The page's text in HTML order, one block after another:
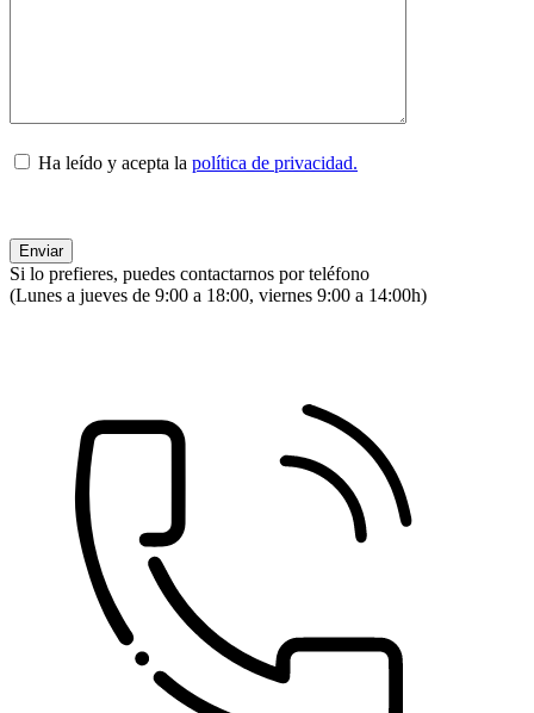
Ha leído y acepta la política de privacidad.
Si lo prefieres, puedes contactarnos por teléfono
(Lunes a jueves de 9:00 a 18:00, viernes 9:00 a 14:00h)